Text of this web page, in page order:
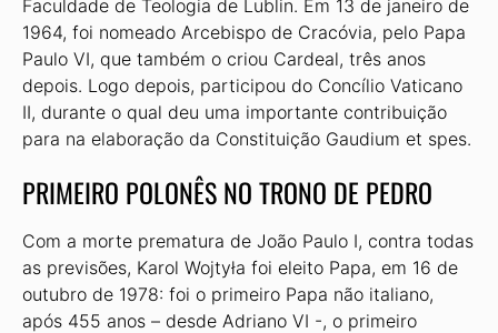
Faculdade de Teologia de Lublin. Em 13 de janeiro de
1964, foi nomeado Arcebispo de Cracóvia, pelo Papa
Paulo VI, que também o criou Cardeal, três anos
depois. Logo depois, participou do Concílio Vaticano
II, durante o qual deu uma importante contribuição
para na elaboração da Constituição Gaudium et spes.
PRIMEIRO POLONÊS NO TRONO DE PEDRO
Com a morte prematura de João Paulo I, contra todas
as previsões, Karol Wojtyła foi eleito Papa, em 16 de
outubro de 1978: foi o primeiro Papa não italiano,
após 455 anos – desde Adriano VI -, o primeiro